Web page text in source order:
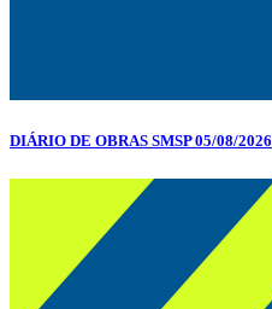
DIÁRIO DE OBRAS SMSP 05/08/2026